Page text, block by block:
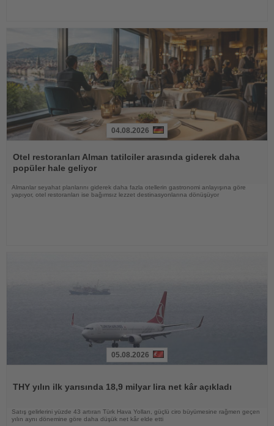
Oku
04.08.2026
Otel restoranları Alman tatilciler arasında giderek daha
popüler hale geliyor
Almanlar seyahat planlarını giderek daha fazla otellerin gastronomi anlayışına göre
yapıyor, otel restoranları ise bağımsız lezzet destinasyonlarına dönüşüyor
05.08.2026
THY yılın ilk yarısında 18,9 milyar lira net kâr açıkladı
Satış gelirlerini yüzde 43 artıran Türk Hava Yolları, güçlü ciro büyümesine rağmen geçen
yılın aynı dönemine göre daha düşük net kâr elde etti